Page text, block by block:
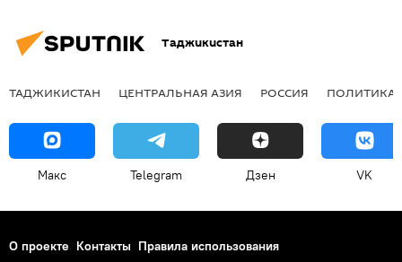
Таджикистан
ТАДЖИКИСТАН ЦЕНТРАЛЬНАЯ АЗИЯ РОССИЯ ПОЛИТИКА
Макс Telegram Дзен VK
О проекте Контакты Правила использования